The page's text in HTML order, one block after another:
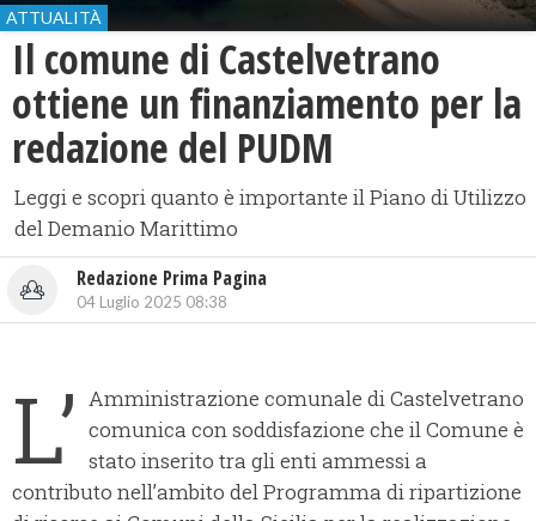
ATTUALITÀ
Il comune di Castelvetrano
ottiene un finanziamento per la
redazione del PUDM
Leggi e scopri quanto è importante il Piano di Utilizzo
del Demanio Marittimo
Redazione Prima Pagina
04 Luglio 2025 08:38
L’ Amministrazione comunale di Castelvetrano
comunica con soddisfazione che il Comune è
stato inserito tra gli enti ammessi a
contributo nell’ambito del Programma di ripartizione